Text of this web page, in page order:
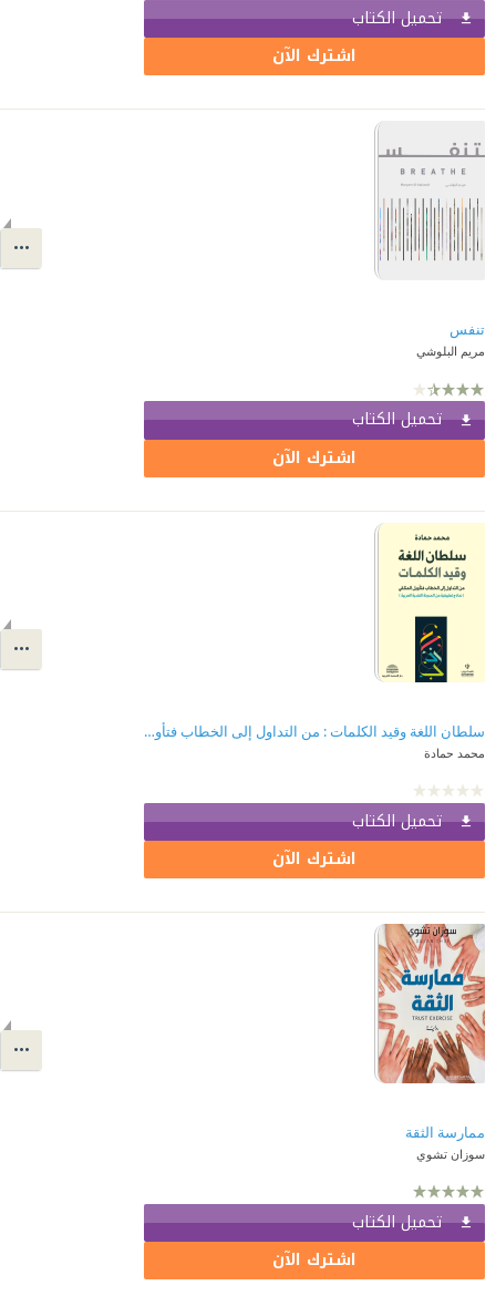
تحميل الكتاب
اشترك الآن
تنفس
مريم البلوشي
تحميل الكتاب
اشترك الآن
سلطان اللغة وقيد الكلمات : من التداول إلى الخطاب فتأويل المتلقي
محمد حمادة
تحميل الكتاب
اشترك الآن
ممارسة الثقة
سوزان تشوي
تحميل الكتاب
اشترك الآن